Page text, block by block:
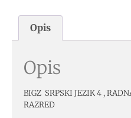
Opis
Opis
BIGZ SRPSKI JEZIK 4 ,
RAZRED